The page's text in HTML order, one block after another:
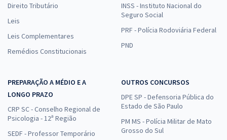
Direito Tributário
Leis
Leis Complementares
Remédios Constitucionais
INSS - Instituto Nacional do
Seguro Social
PRF - Polícia Rodoviária Federal
PND
PREPARAÇÃO A MÉDIO E A
LONGO PRAZO
CRP SC - Conselho Regional de
Psicologia - 12ª Região
SEDF - Professor Temporário
OUTROS CONCURSOS
DPE SP - Defensoria Pública do
Estado de São Paulo
PM MS - Polícia Militar de Mato
Grosso do Sul